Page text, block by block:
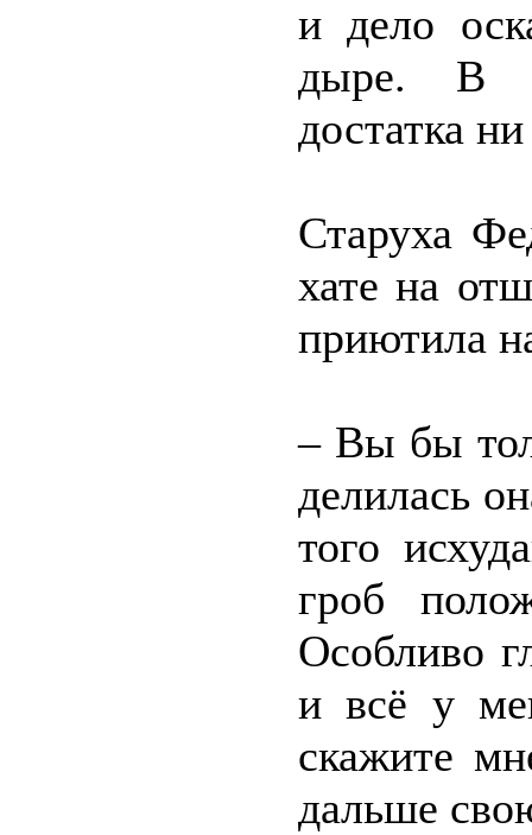
и дело
дыре. В
достатка
Старуха
хате на
приютила
– Вы бы
делилась
того
гроб
Особливо
и всё у
скажите
дальше